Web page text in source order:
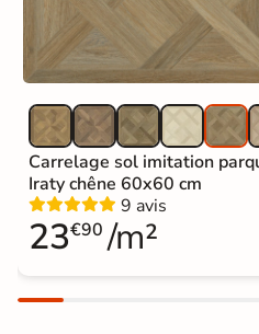
Carrelage sol imitation
Iraty chêne 60x60 cm
9 avis
23€90 /m²